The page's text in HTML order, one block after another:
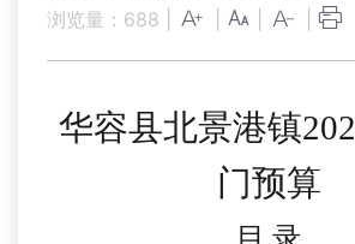
浏览量： 688
华容县北景港镇202
门预算